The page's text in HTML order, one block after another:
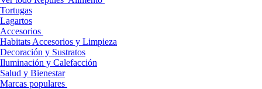
Tortugas
Lagartos
Accesorios
Habitats Accesorios y Limpieza
Decoración y Sustratos
Iluminación y Calefacción
Salud y Bienestar
Marcas populares